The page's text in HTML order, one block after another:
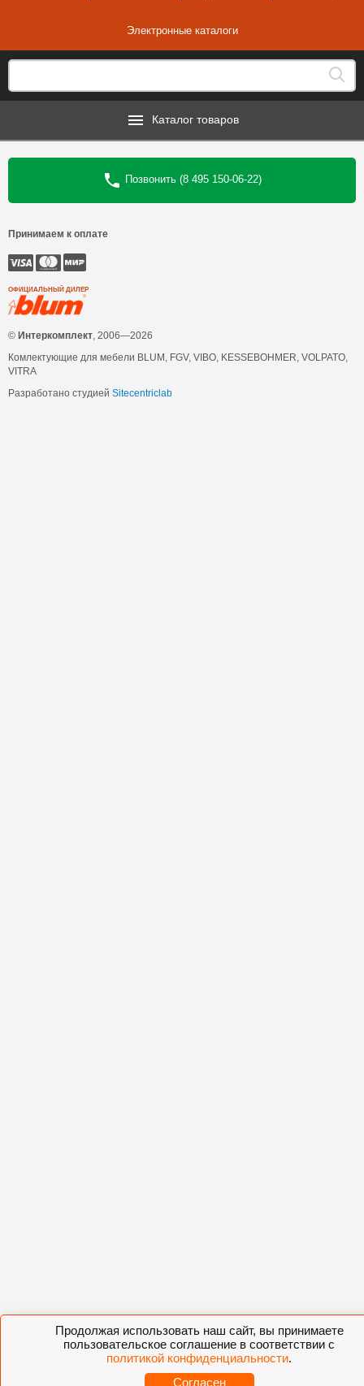
Продолжая использовать наш сайт, вы принимаете
пользовательское соглашение в соответствии с
политикой конфиденциальности.
Согласен
Электронные каталоги
Каталог товаров
Позвонить (8 495 150-06-22)
Принимаем к оплате
ОФИЦИАЛЬНЫЙ ДИЛЕР
© Интеркомплект , 2006—2026
Комлектующие для мебели BLUM, FGV, VIBO, KESSEBOHMER, VOLPATO,
VITRA
Разработано студией Sitecentriclab